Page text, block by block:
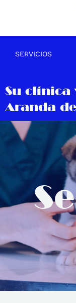
SERVICIOS
Su clínica
Aranda